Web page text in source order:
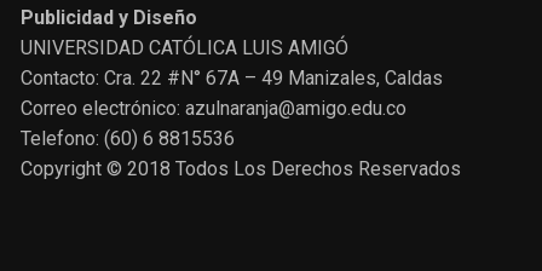
Publicidad y Diseño
UNIVERSIDAD CATÓLICA LUIS AMIGÓ
Contacto: Cra. 22 #N° 67A – 49 Manizales, Caldas
Correo electrónico: azulnaranja@amigo.edu.co
Telefono: (60) 6 8815536
Copyright © 2018 Todos Los Derechos Reservados